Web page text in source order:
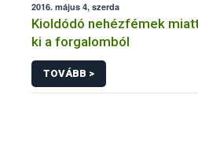
2016. május 4, szerda
Kioldódó nehézfémek
ki a forgalomból
TOVÁBB >